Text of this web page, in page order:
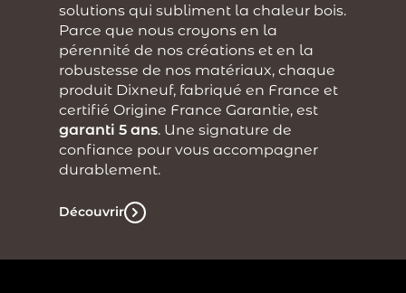
solutions qui subliment la chaleur bois.
Parce que nous croyons en la
pérennité de nos créations et en la
robustesse de nos matériaux, chaque
produit Dixneuf, fabriqué en France et
certifié Origine France Garantie, est
garanti 5 ans. Une signature de
confiance pour vous accompagner
durablement.
Découvrir